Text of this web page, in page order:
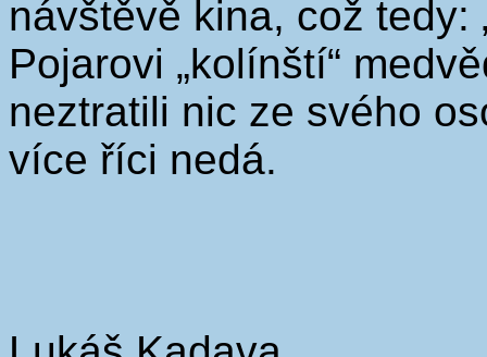
návštěvě kina, což tedy:
Pojarovi „kolínští“
neztratili nic ze svého
více říci nedá.